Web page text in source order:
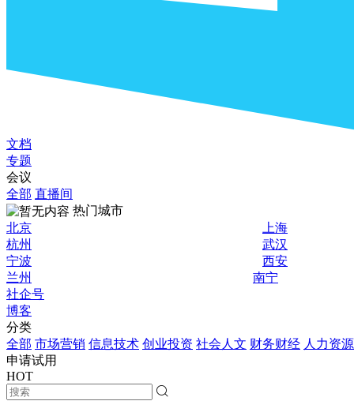
文档
专题
会议
全部 直播间
热门城市
北京
上海
杭州
武汉
宁波
西安
兰州
南宁
社企号
博客
分类
全部 市场营销 信息技术 创业投资 社会人文 财务财经 人力资源
申请试用
HOT